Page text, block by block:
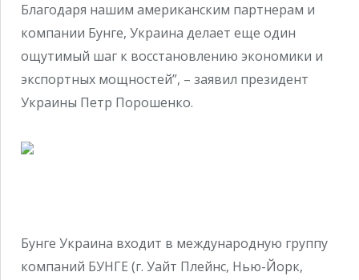
Благодаря нашим американским партнерам и
компании Бунге, Украина делает еще один
ощутимый шаг к восстановлению экономики и
экспортных мощностей”, – заявил президент
Украины Петр Порошенко.
Бунге Украина входит в международную группу
компаний БУНГЕ (г. Уайт Плейнс, Нью-Йорк,